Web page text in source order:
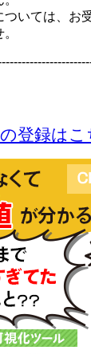
いては、お
登録はこ